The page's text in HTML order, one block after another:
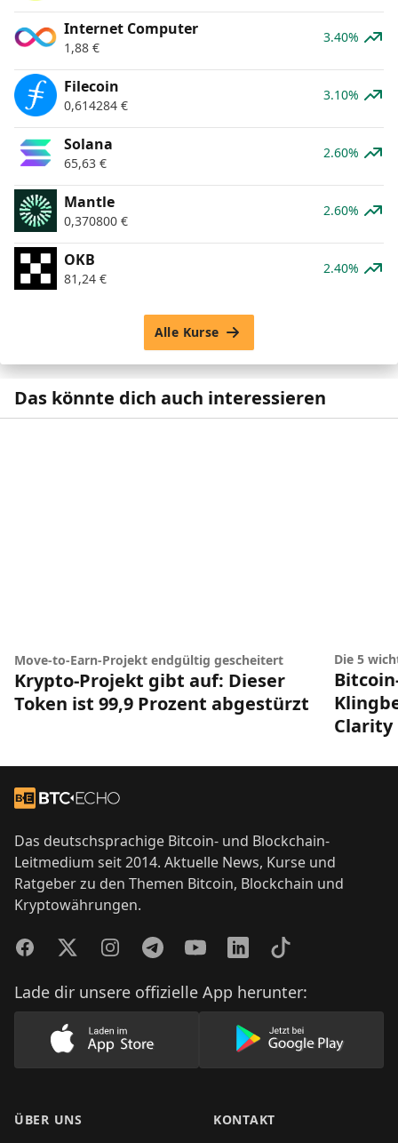
Internet Computer
1,88 €
3.40%
Filecoin
0,614284 €
3.10%
Solana
65,63 €
2.60%
Mantle
0,370800 €
2.60%
OKB
81,24 €
2.40%
Alle Kurse
Das könnte dich auch interessieren
Move-to-Earn-Projekt endgültig gescheitert
Krypto-Projekt gibt auf: Dieser
Token ist 99,9 Prozent abgestürzt
Die 5
Clarity
Zur Startseite
Das deutschsprachige Bitcoin- und Blockchain-
Leitmedium seit 2014. Aktuelle News, Kurse und
Ratgeber zu den Themen Bitcoin, Blockchain und
Kryptowährungen.
FacebookTwitterInstagramTelegramYouTubeLinkedInTikTok
Lade dir unsere offizielle App herunter:
Lade unsere App im AppStore herunter
Lade unsere
ÜBER UNS KONTAKT